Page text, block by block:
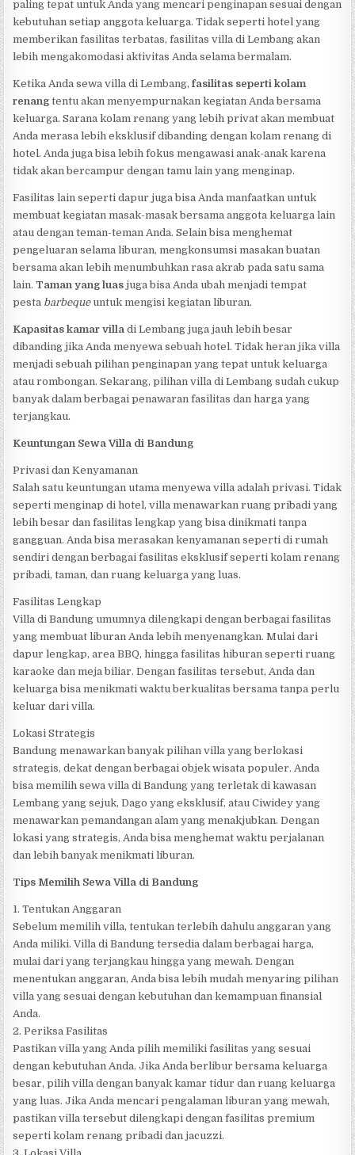
paling tepat untuk Anda yang mencari penginapan sesuai dengan
kebutuhan setiap anggota keluarga. Tidak seperti hotel yang
memberikan fasilitas terbatas, fasilitas villa di Lembang akan
lebih mengakomodasi aktivitas Anda selama bermalam.
Ketika Anda sewa villa di Lembang,fasilitas seperti kolam
renang tentu akan menyempurnakan kegiatan Anda bersama
keluarga. Sarana kolam renang yang lebih privat akan membuat
Anda merasa lebih eksklusif dibanding dengan kolam renang di
hotel. Anda juga bisa lebih fokus mengawasi anak-anak karena
tidak akan bercampur dengan tamu lain yang menginap.
Fasilitas lain seperti dapur juga bisa Anda manfaatkan untuk
membuat kegiatan masak-masak bersama anggota keluarga lain
atau dengan teman-teman Anda. Selain bisa menghemat
pengeluaran selama liburan, mengkonsumsi masakan buatan
bersama akan lebih menumbuhkan rasa akrab pada satu sama
lain. Taman yang luas juga bisa Anda ubah menjadi tempat
pesta barbequeuntuk mengisi kegiatan liburan.
Kapasitas kamar villa di Lembang juga jauh lebih besar
dibanding jika Anda menyewa sebuah hotel. Tidak heran jika villa
menjadi sebuah pilihan penginapan yang tepat untuk keluarga
atau rombongan. Sekarang, pilihan villa di Lembang sudah cukup
banyak dalam berbagai penawaran fasilitas dan harga yang
terjangkau.
Keuntungan Sewa Villa di Bandung
Privasi dan Kenyamanan
Salah satu keuntungan utama menyewa villa adalah privasi. Tidak
seperti menginap di hotel, villa menawarkan ruang pribadi yang
lebih besar dan fasilitas lengkap yang bisa dinikmati tanpa
gangguan. Anda bisa merasakan kenyamanan seperti di rumah
sendiri dengan berbagai fasilitas eksklusif seperti kolam renang
pribadi, taman, dan ruang keluarga yang luas.
Fasilitas Lengkap
Villa di Bandung umumnya dilengkapi dengan berbagai fasilitas
yang membuat liburan Anda lebih menyenangkan. Mulai dari
dapur lengkap, area BBQ, hingga fasilitas hiburan seperti ruang
karaoke dan meja biliar. Dengan fasilitas tersebut, Anda dan
keluarga bisa menikmati waktu berkualitas bersama tanpa perlu
keluar dari villa.
Lokasi Strategis
Bandung menawarkan banyak pilihan villa yang berlokasi
strategis, dekat dengan berbagai objek wisata populer. Anda
bisa memilih sewa villa di Bandung yang terletak di kawasan
Lembang yang sejuk, Dago yang eksklusif, atau Ciwidey yang
menawarkan pemandangan alam yang menakjubkan. Dengan
lokasi yang strategis, Anda bisa menghemat waktu perjalanan
dan lebih banyak menikmati liburan.
Tips Memilih Sewa Villa di Bandung
1. Tentukan Anggaran
Sebelum memilih villa, tentukan terlebih dahulu anggaran yang
Anda miliki. Villa di Bandung tersedia dalam berbagai harga,
mulai dari yang terjangkau hingga yang mewah. Dengan
menentukan anggaran, Anda bisa lebih mudah menyaring pilihan
villa yang sesuai dengan kebutuhan dan kemampuan finansial
Anda.
2. Periksa Fasilitas
Pastikan villa yang Anda pilih memiliki fasilitas yang sesuai
dengan kebutuhan Anda. Jika Anda berlibur bersama keluarga
besar, pilih villa dengan banyak kamar tidur dan ruang keluarga
yang luas. Jika Anda mencari pengalaman liburan yang mewah,
pastikan villa tersebut dilengkapi dengan fasilitas premium
seperti kolam renang pribadi dan jacuzzi.